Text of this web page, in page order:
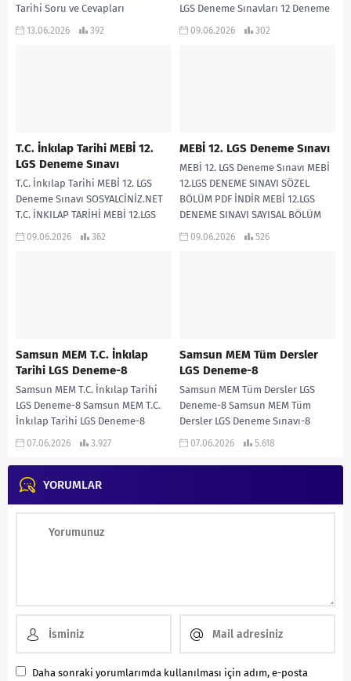
Tarihi Soru ve Cevapları
13.06.2026 392
LGS Deneme Sınavları 12 Deneme
2025-2026 eğitim öğretim yılında
09.06.2026 302
T.C. İnkılap Tarihi MEBİ 12.
LGS Deneme Sınavı
T.C. İnkılap Tarihi MEBİ 12. LGS
Deneme Sınavı SOSYALCİNİZ.NET
T.C. İNKILAP TARİHİ MEBİ 12.LGS
DENEME SINAVI CEVAP ANAHTARI 1
09.06.2026 362
MEBİ 12. LGS Deneme Sınavı
MEBİ 12. LGS Deneme Sınavı MEBİ
12.LGS DENEME SINAVI SÖZEL
BÖLÜM PDF İNDİR MEBİ 12.LGS
DENEME SINAVI SAYISAL BÖLÜM
PDF...
09.06.2026 526
Samsun MEM T.C. İnkılap
Tarihi LGS Deneme-8
Samsun MEM T.C. İnkılap Tarihi
LGS Deneme-8 Samsun MEM T.C.
İnkılap Tarihi LGS Deneme-8
İNDİR
07.06.2026 3.927
Samsun MEM Tüm Dersler
LGS Deneme-8
Samsun MEM Tüm Dersler LGS
Deneme-8 Samsun MEM Tüm
Dersler LGS Deneme Sınavı-8
İNDİR
07.06.2026 5.618
YORUMLAR
Daha sonraki yorumlarımda kullanılması için adım, e-posta